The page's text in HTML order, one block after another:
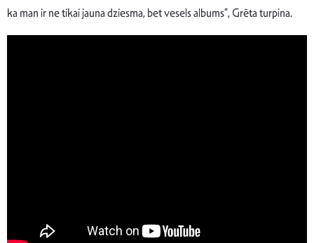
ka man ir ne tikai jauna dziesma, bet vesels albums”, Grēta turpina.